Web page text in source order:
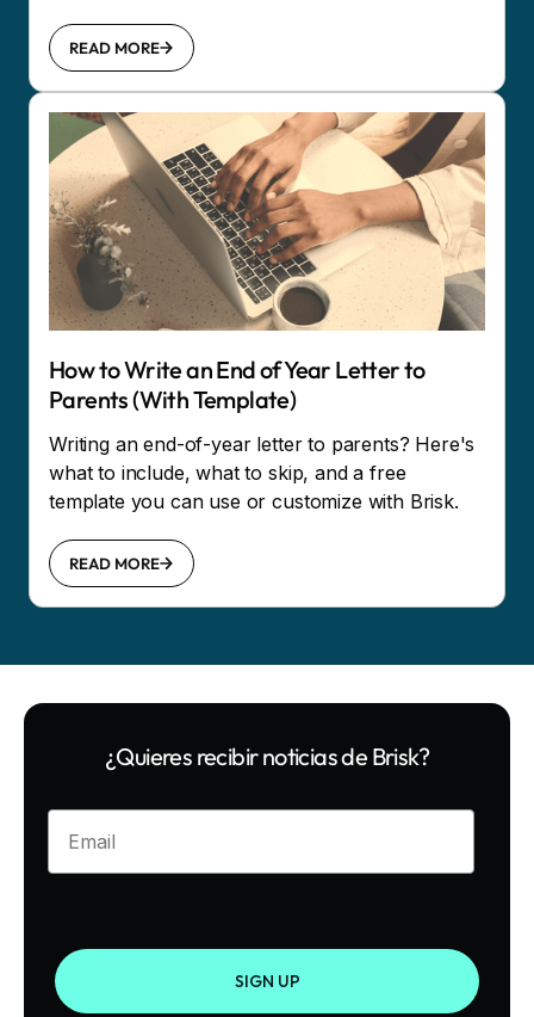
READ MORE
How to Write an End of Year Letter to
Parents (With Template)
Writing an end-of-year letter to parents? Here's
what to include, what to skip, and a free
template you can use or customize with Brisk.
READ MORE
¿Quieres recibir noticias de Brisk?
Enter your email
SIGN UP